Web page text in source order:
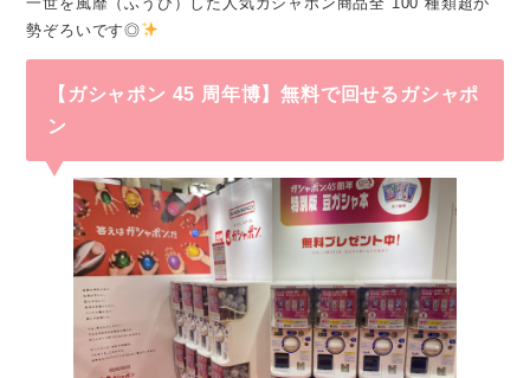
勢ぞろいです◎
【ガシャポン 45 周年博】無料で回せるガシャポ
ン